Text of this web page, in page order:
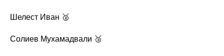
Шелест Иван 🥈
Солиев Мухамадвали 🥉